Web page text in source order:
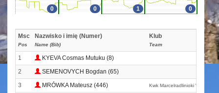
0 0 1 0
Msc
Pos
Nazwisko i imię (Numer)
Name (Bib)
Klub
Team
1
KYEVA Cosmas Mutuku (8)
2
SEMENOVYCH Bogdan (65)
3
MRÓWKA Mateusz (446) Kwk Marcelradlinioki W Biegu